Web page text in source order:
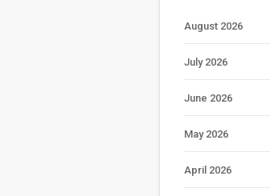
August 2026
July 2026
June 2026
May 2026
April 2026